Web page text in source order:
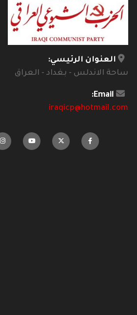
العنوان الرئيسي:
ساحة الاندلس - بغداد - العراق
Email:
iraqicp@hotmail.com